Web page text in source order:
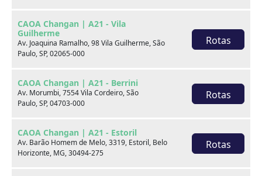
CAOA Changan | A21 - Vila
Guilherme
Av. Joaquina Ramalho, 98 Vila Guilherme, São
Paulo, SP, 02065-000
Rotas
CAOA Changan | A21 - Berrini
Av. Morumbi, 7554 Vila Cordeiro, São
Paulo, SP, 04703-000
Rotas
CAOA Changan | A21 - Estoril
Av. Barão Homem de Melo, 3319, Estoril, Belo
Horizonte, MG, 30494-275
Rotas
Final da placa
Fale com um especialista: